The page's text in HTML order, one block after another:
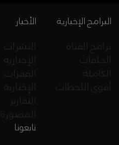
الأخبار
النشرات
الإخبارية
الفقرات
الإخبارية
التقارير
المصورة
البرامج الإخبارية
برامج القناة
الحلقات
الكاملة
أقوى اللحظات
تابعونا